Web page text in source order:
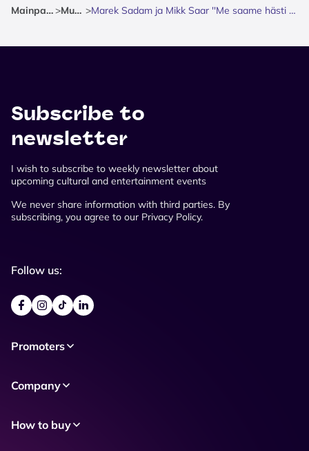
Mainpage > Music > Marek Sadam ja Mikk Saar ''Me saame hästi läbi''
Subscribe to
newsletter
I wish to subscribe to weekly newsletter about
upcoming cultural and entertainment events
We never share information with third parties. By
subscribing, you agree to our Privacy Policy.
Follow us:
Promoters
Company
How to buy